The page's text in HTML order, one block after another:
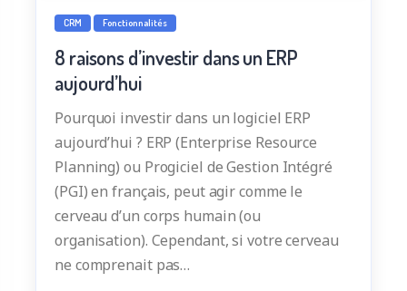
CRM Fonctionnalités
8 raisons d’investir dans un ERP
aujourd’hui
Pourquoi investir dans un logiciel ERP
aujourd’hui ? ERP (Enterprise Resource
Planning) ou Progiciel de Gestion Intégré
(PGI) en français, peut agir comme le
cerveau d’un corps humain (ou
organisation). Cependant, si votre cerveau
ne comprenait pas…